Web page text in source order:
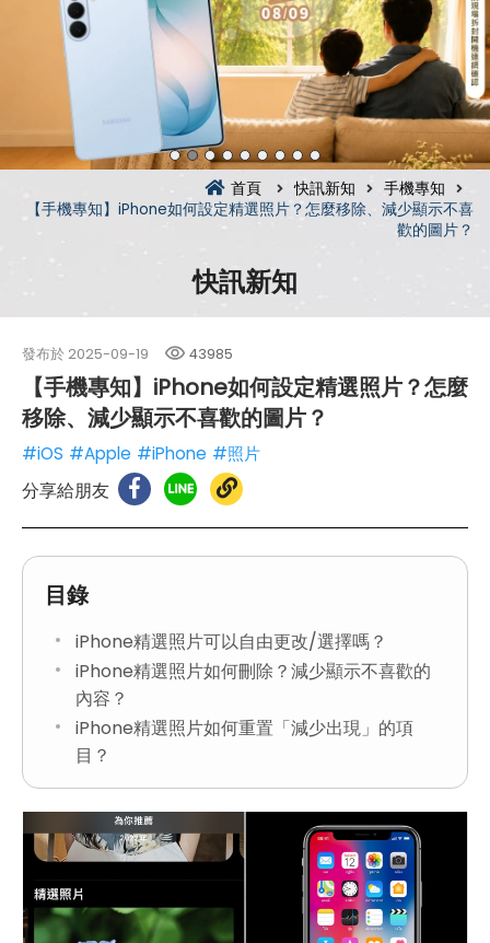
首頁 快訊新知
手機專知
【手機專知】iPhone如何設定精選照片？怎麼移除、減少顯示不喜
歡的圖片？
快訊新知
發布於 2025-09-19 43985
【手機專知】iPhone如何設定精選照片？怎麼
移除、減少顯示不喜歡的圖片？
#iOS #Apple #iPhone #照片
分享給朋友
目錄
iPhone精選照片可以自由更改/選擇嗎？
iPhone精選照片如何刪除？減少顯示不喜歡的
內容？
iPhone精選照片如何重置「減少出現」的項
目？